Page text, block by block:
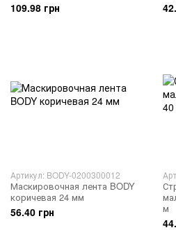
109.98 грн
Артикул: BODY-0200300012
Маскировочная лента BODY
коричевая 24 мм
56.40 грн
м